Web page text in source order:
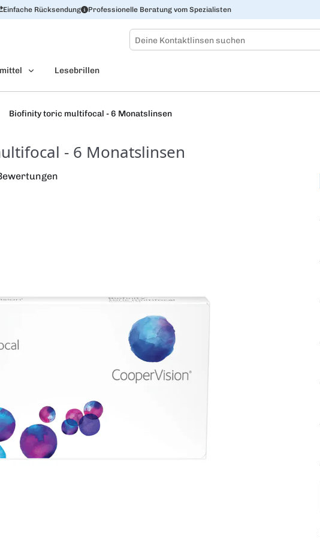
Einfache Rücksendung Professionelle Beratung vom Spezialisten
Lesebrillen
Biofinity toric multifocal - 6 Monatslinsen
- 6 Monatslinsen